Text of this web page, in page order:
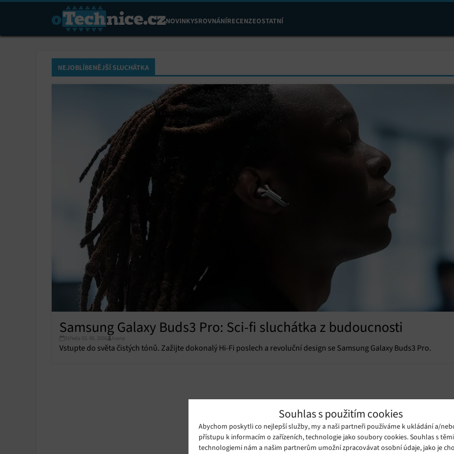
Souhlas s použitím cookies
Abychom poskytli co nejlepší služby, my a naši partneři používáme k ukládání a/
přístupu k informacím o zařízeních, technologie jako soubory cookies. Souhlas s
technologiemi nám a našim partnerům umožní zpracovávat osobní údaje, jako je
NOVINKYSROVNÁNÍRECENZEOSTATNÍ
NEJOBLÍBENĚJŠÍ SLUCHÁTKA
Samsung Galaxy Buds3 Pro: Sci-fi sluchátka z budoucnosti
Středa 03. 06. 2026 Ivana
Vstupte do světa čistých tónů. Zažijte dokonalý Hi-Fi poslech a revoluční design se Samsung Galaxy Buds3 Pro.